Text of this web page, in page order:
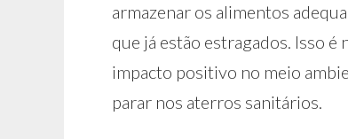
armazenar os alimentos
que já estão estragados. Isso é
impacto positivo no meio
parar nos aterros sanitários.